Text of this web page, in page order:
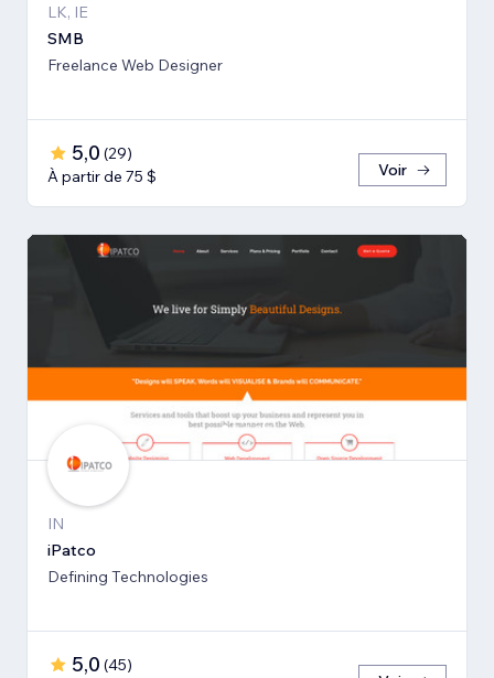
LK, IE
SMB
Freelance Web Designer
5,0 (29)
À partir de 75 $
Voir
IN
iPatco
Defining Technologies
5,0 (45)